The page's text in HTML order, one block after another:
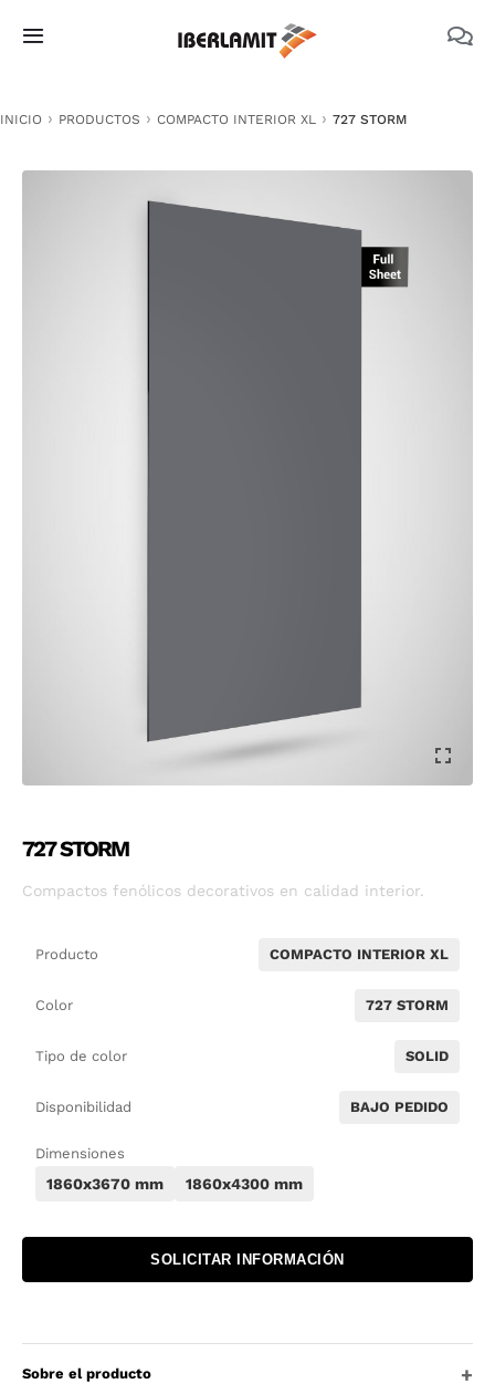
Toggle
NOSOTROS
INICIO PRODUCTOS COMPACTO INTERIOR XL 727 STORM
727 STORM
Compactos fenólicos decorativos en calidad interior.
Producto COMPACTO INTERIOR XL
Color 727 STORM
Tipo de color SOLID
Disponibilidad BAJO PEDIDO
Dimensiones
1860x3670 mm 1860x4300 mm
SOLICITAR INFORMACIÓN
Sobre el producto